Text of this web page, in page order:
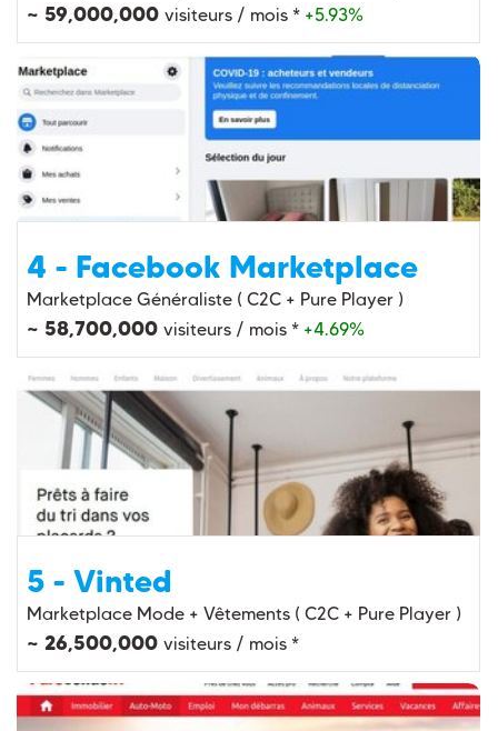
~ 59,000,000 visiteurs / mois * +5.93%
4 - Facebook Marketplace
Marketplace Généraliste ( C2C + Pure Player )
~ 58,700,000 visiteurs / mois * +4.69%
5 - Vinted
Marketplace Mode + Vêtements ( C2C + Pure Player )
~ 26,500,000 visiteurs / mois *